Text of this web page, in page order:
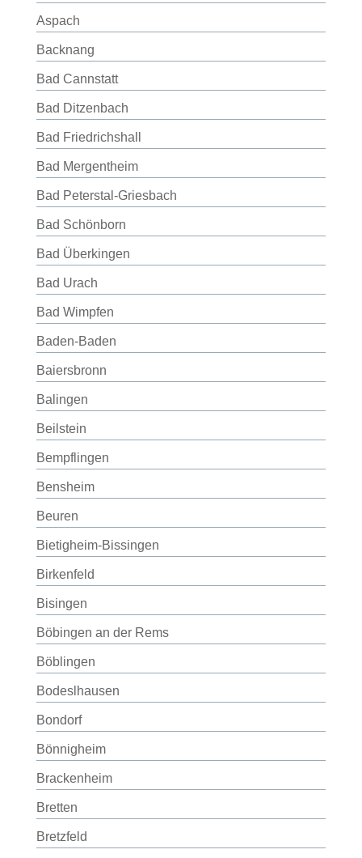
Aspach
Backnang
Bad Cannstatt
Bad Ditzenbach
Bad Friedrichshall
Bad Mergentheim
Bad Peterstal-Griesbach
Bad Schönborn
Bad Überkingen
Bad Urach
Bad Wimpfen
Baden-Baden
Baiersbronn
Balingen
Beilstein
Bempflingen
Bensheim
Beuren
Bietigheim-Bissingen
Birkenfeld
Bisingen
Böbingen an der Rems
Böblingen
Bodeslhausen
Bondorf
Bönnigheim
Brackenheim
Bretten
Bretzfeld